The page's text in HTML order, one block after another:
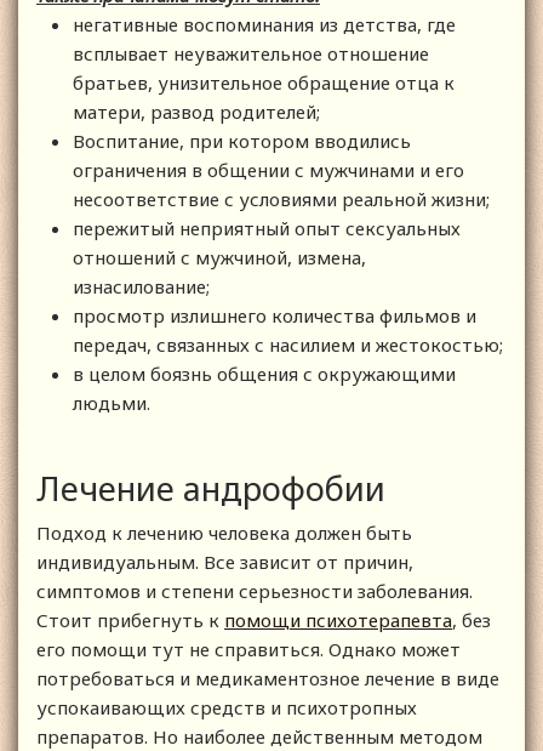
негативные воспоминания из детства, где
всплывает неуважительное отношение
братьев, унизительное обращение отца к
матери, развод родителей;
Воспитание, при котором вводились
ограничения в общении с мужчинами и его
несоответствие с условиями реальной жизни;
пережитый неприятный опыт сексуальных
отношений с мужчиной, измена,
изнасилование;
просмотр излишнего количества фильмов и
передач, связанных с насилием и жестокостью;
в целом боязнь общения с окружающими
людьми.
Лечение андрофобии
Подход к лечению человека должен быть
индивидуальным. Все зависит от причин,
симптомов и степени серьезности заболевания.
Стоит прибегнуть к помощи психотерапевта, без
его помощи тут не справиться. Однако может
потребоваться и медикаментозное лечение в виде
успокаивающих средств и психотропных
препаратов. Но наиболее действенным методом